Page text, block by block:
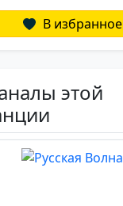
В избранное
этой